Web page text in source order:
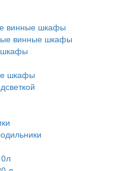
винные шкафы
винные шкафы
шкафы